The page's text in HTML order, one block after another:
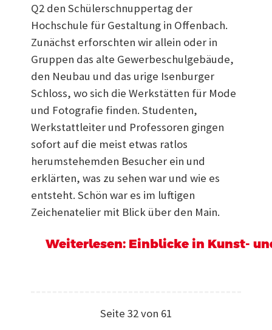
Q2 den Schülerschnuppertag der
Hochschule für Gestaltung in Offenbach.
Zunächst erforschten wir allein oder in
Gruppen das alte Gewerbeschulgebäude,
den Neubau und das urige Isenburger
Schloss, wo sich die Werkstätten für Mode
und Fotografie finden. Studenten,
Werkstattleiter und Professoren gingen
sofort auf die meist etwas ratlos
herumstehemden Besucher ein und
erklärten, was zu sehen war und wie es
entsteht. Schön war es im luftigen
Zeichenatelier mit Blick über den Main.
Weiterlesen: Einblicke in Kunst-
Seite 32 von 61